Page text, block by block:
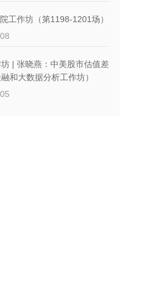
工作坊（第1198-1201场）
| 张晓燕：中美股市估值差
和大数据分析工作坊）